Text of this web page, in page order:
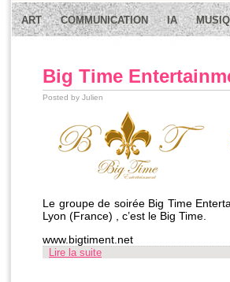
ART COMMUNICATION IA
Big Time
Posted by Julien
Le groupe de soirée Big Time
Lyon (France) , c’est le Big Time.
www.bigtiment.net
Lire la suite